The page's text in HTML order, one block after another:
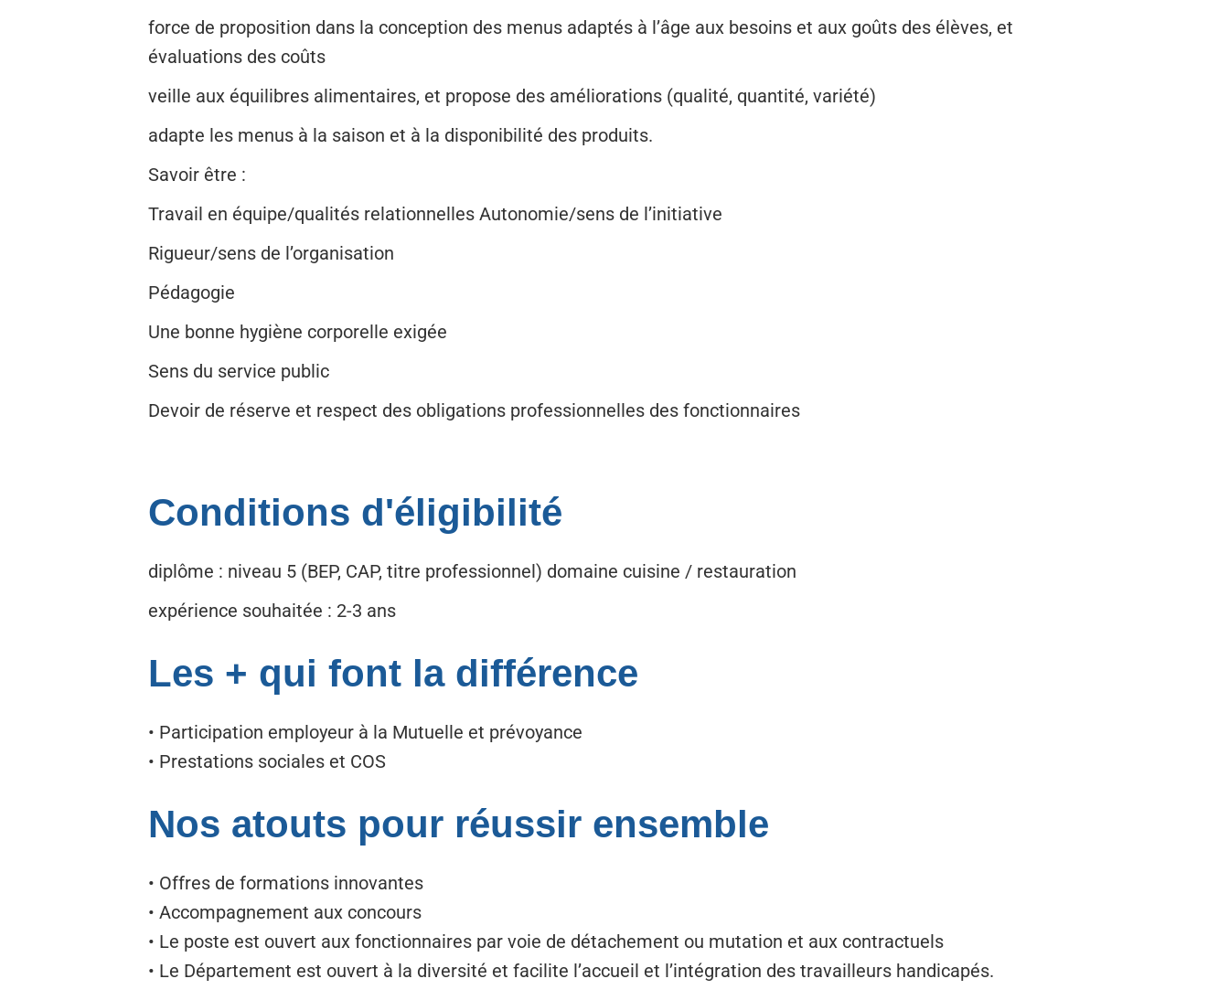
force de proposition dans la conception des menus adaptés à l’âge aux besoins et aux goûts des élèves, et
évaluations des coûts
veille aux équilibres alimentaires, et propose des améliorations (qualité, quantité, variété)
adapte les menus à la saison et à la disponibilité des produits.
Savoir être :
Travail en équipe/qualités relationnelles Autonomie/sens de l’initiative
Rigueur/sens de l’organisation
Pédagogie
Une bonne hygiène corporelle exigée
Sens du service public
Devoir de réserve et respect des obligations professionnelles des fonctionnaires
Conditions d'éligibilité
diplôme : niveau 5 (BEP, CAP, titre professionnel) domaine cuisine / restauration
expérience souhaitée : 2-3 ans
Les + qui font la différence
• Participation employeur à la Mutuelle et prévoyance
• Prestations sociales et COS
Nos atouts pour réussir ensemble
• Offres de formations innovantes
• Accompagnement aux concours
• Le poste est ouvert aux fonctionnaires par voie de détachement ou mutation et aux contractuels
• Le Département est ouvert à la diversité et facilite l’accueil et l’intégration des travailleurs handicapés.